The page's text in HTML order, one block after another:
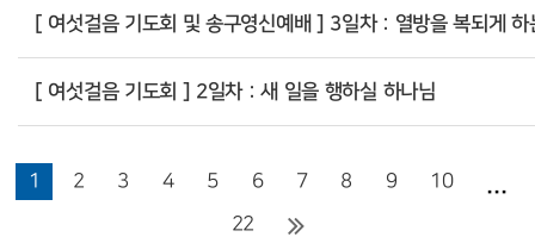
[ 여섯걸음 기도회 및 송구영신예배 ] 3일차 : 열방을 복되게 하
[ 여섯걸음 기도회 ] 2일차 : 새 일을 행하실 하나님
1 2 3 4 5 6 7 8 9 10 ...
22